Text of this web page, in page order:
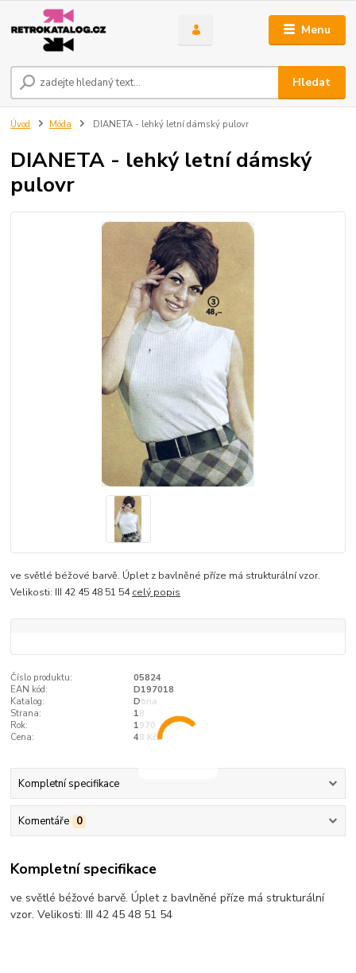
Menu
Hledat
Úvod Móda DIANETA - lehký letní dámský pulovr
DIANETA - lehký letní dámský
pulovr
ve světlé béžové barvě. Úplet z bavlněné příze má strukturální vzor.
Velikosti: III 42 45 48 51 54celý popis
Číslo produktu:
05824
EAN kód:
D197018
Katalog:
Dona
Strana:
18
Rok:
1970
Cena:
48 Kčs
Kompletní specifikace
Komentáře 0
Kompletní specifikace
ve světlé béžové barvě. Úplet z bavlněné příze má strukturální
vzor. Velikosti: III 42 45 48 51 54